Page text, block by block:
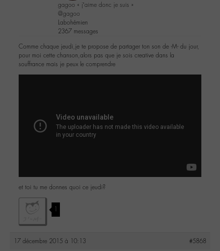
gagoo « j’aime donc je suis »
@gagoo
Labohémien
2367 messages
Comme chaque jeudi,je te propose de partager ton son de -M- du jour,
pour moi cette chanson,alors pas que je sois creative dans la
souffrance mais je peux le comprendre
et toi tu me donnes quoi ce jeudi?
1
17 décembre 2015 à 10:13 #5868